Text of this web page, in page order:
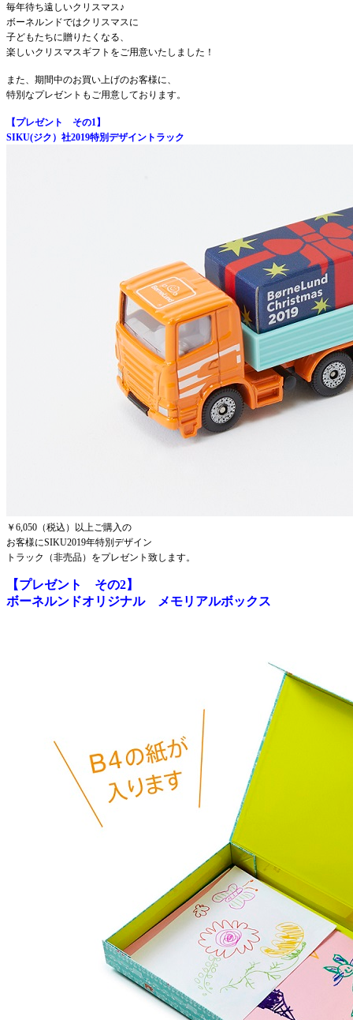
毎年待ち遠しいクリスマス♪
ボーネルンドではクリスマスに
子どもたちに贈りたくなる、
楽しいクリスマスギフトを ご用意いたしました！
また、期間中のお買い上げのお客様に、
特別なプレゼントも ご用意しております。
【プレゼント その1】
SIKU(ジク）社2019特別デザイントラック
￥6,050（税込）以上ご購入の
お客様にSIKU2019年特別デザイン
トラック（非売品）をプレゼント致します。
【プレゼント その2】
ボーネルンドオリジナル メモリアルボックス